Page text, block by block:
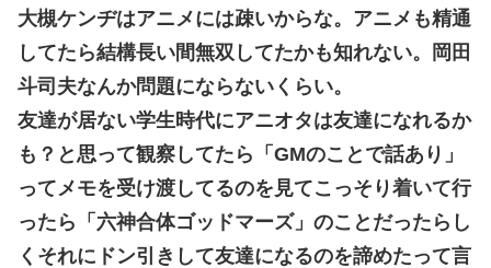
大槻ケンヂはアニメには疎いからな。アニメも精通
してたら結構長い間無双してたかも知れない。岡田
斗司夫なんか問題にならないくらい。
友達が居ない学生時代にアニオタは友達になれるか
も？と思って観察してたら「GMのことで話あり」
ってメモを受け渡してるのを見てこっそり着いて行
ったら「六神合体ゴッドマーズ」のことだったらし
くそれにドン引きして友達になるのを諦めたって言